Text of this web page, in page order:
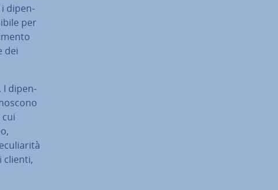
i di­pen­
per
dei
I di­pen­
clienti,